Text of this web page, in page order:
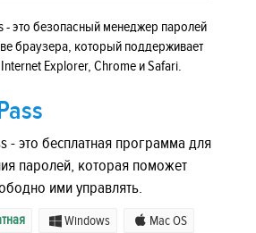
- это безопасный менеджер паролей
браузера, который поддерживает
Explorer, Chrome и Safari.
- это бесплатная программа для
паролей, которая поможет
ими управлять.
Windows Mac OS